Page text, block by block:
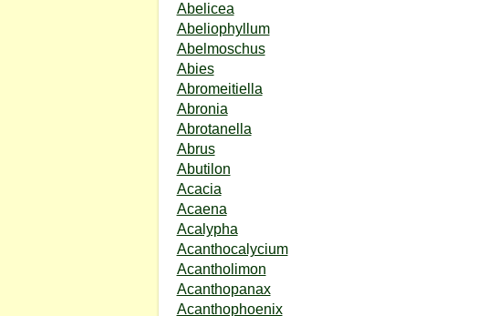
Abelicea
Abeliophyllum
Abelmoschus
Abies
Abromeitiella
Abronia
Abrotanella
Abrus
Abutilon
Acacia
Acaena
Acalypha
Acanthocalycium
Acantholimon
Acanthopanax
Acanthophoenix